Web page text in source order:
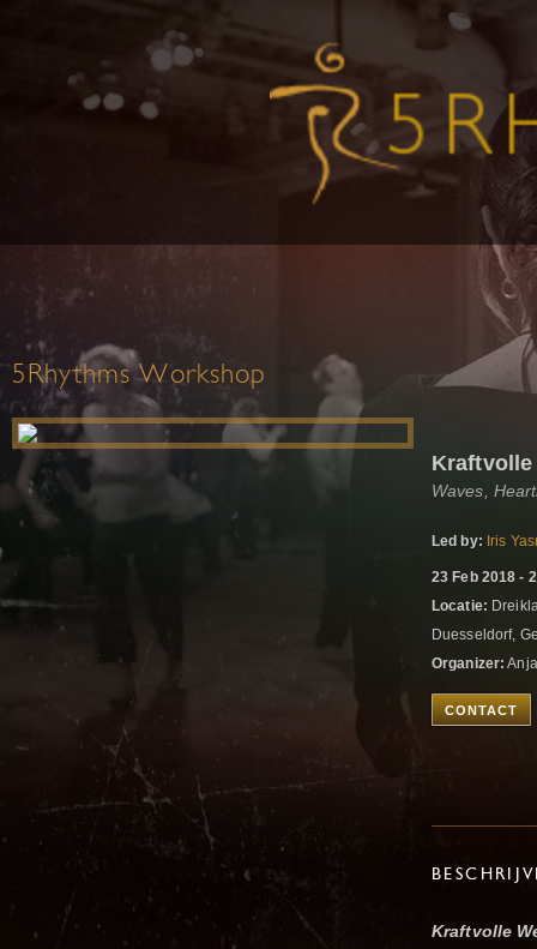
5Rhythms Workshop
Waves,
Led by: Iris
23 Feb 2018 -
Locatie:
Duesseldorf,
Organizer:
CONTACT
Kraftvolle